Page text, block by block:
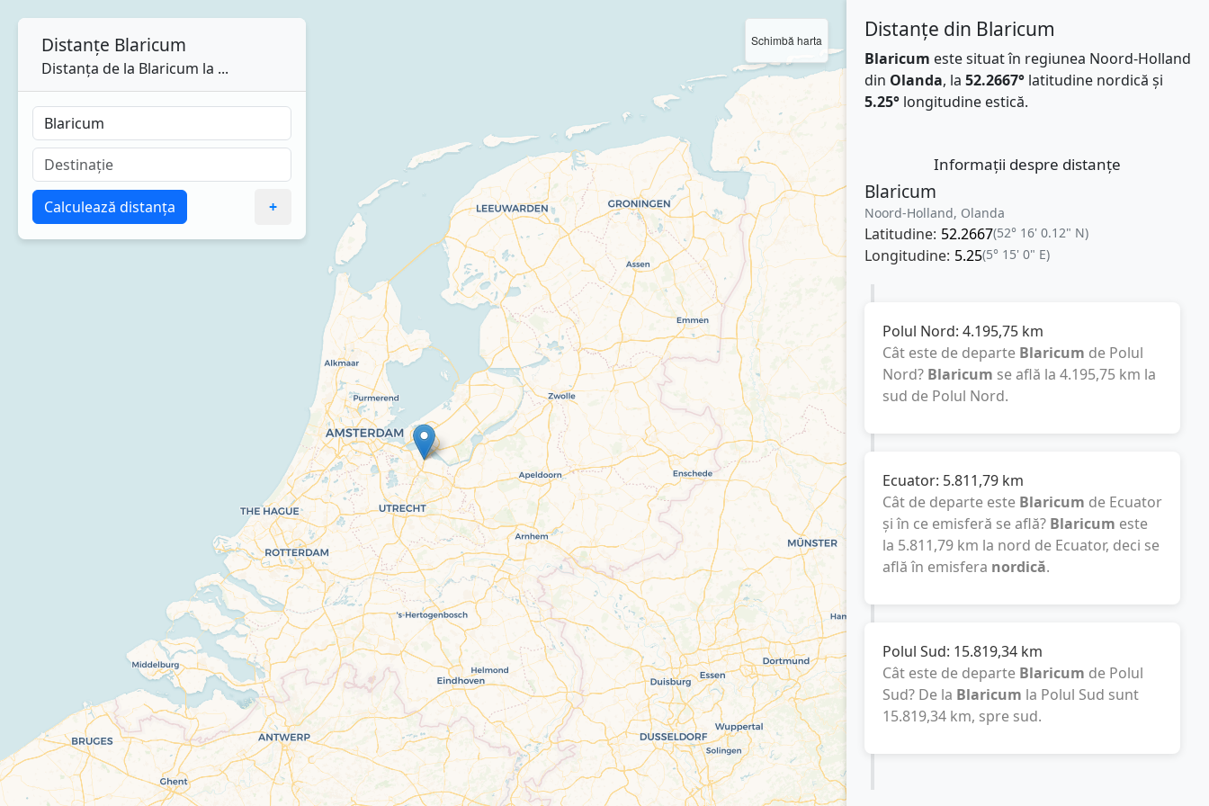
Schimbă harta Distanțe din Blaricum
Blaricum este situat în regiunea Noord-Holland
din Olanda, la 52.2667°latitudine nordică și
5.25°longitudine estică.
Informații despre distanțe
Blaricum
Noord-Holland, Olanda
Latitudine: 52.2667(52° 16' 0.12" N)
Longitudine: 5.25(5° 15' 0" E)
Polul Nord: 4.195,75 km
Cât este de departe Blaricum de Polul
Nord? Blaricum se află la 4.195,75 km la
sud de Polul Nord.
Ecuator: 5.811,79 km
Cât de departe este Blaricum de Ecuator
și în ce emisferă se află? Blaricum este
la 5.811,79 km la nord de Ecuator, deci se
află în emisfera nordică.
Polul Sud: 15.819,34 km
Cât este de departe Blaricum de Polul
Sud? De la Blaricum la Polul Sud sunt
15.819,34 km, spre sud.
Distanțe Blaricum
Distanța de la Blaricum la ...
Calculează distanța +